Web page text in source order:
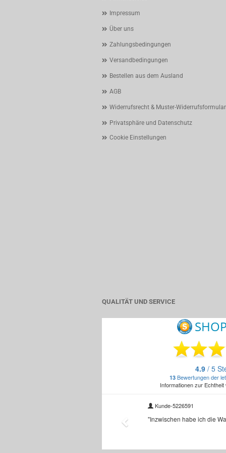
Impressum
Über uns
Zahlungsbedingungen
Versandbedingungen
Bestellen aus dem Ausland
AGB
Widerrufsrecht & Muster-Widerrufsformular
Privatsphäre und Datenschutz
Cookie Einstellungen
QUALITÄT UND SERVICE